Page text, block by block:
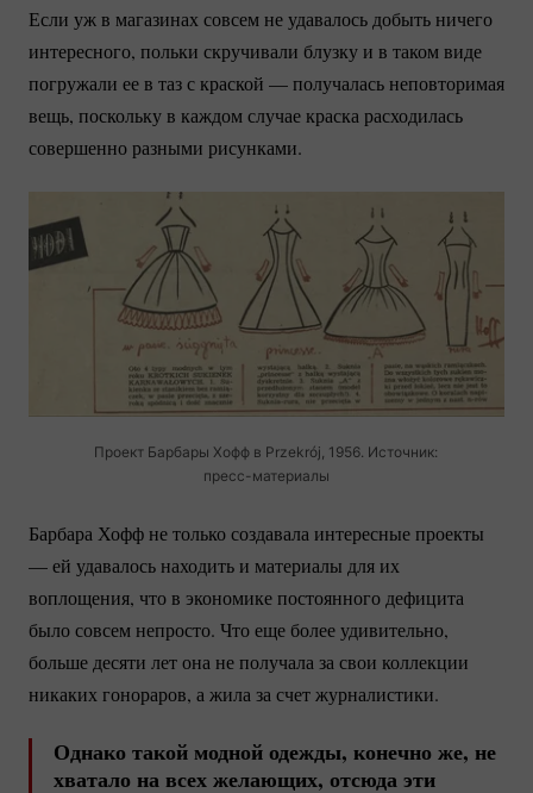
Если уж в магазинах совсем не удавалось добыть ничего
интересного, польки скручивали блузку и в таком виде
погружали ее в таз с краской — получалась неповторимая
вещь, поскольку в каждом случае краска расходилась
совершенно разными рисунками.
Проект Барбары Хофф в Przekrój, 1956. Источник:
пресс-материалы
Барбара Хофф не только создавала интересные проекты
— ей удавалось находить и материалы для их
воплощения, что в экономике постоянного дефицита
было совсем непросто. Что еще более удивительно,
больше десяти лет она не получала за свои коллекции
никаких гонораров, а жила за счет журналистики.
Однако такой модной одежды, конечно же, не
хватало на всех желающих, отсюда эти